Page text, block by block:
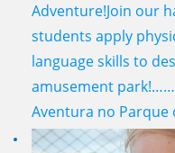
Adventure!Join our
students apply
language skills to
amusement
Aventura no Parque